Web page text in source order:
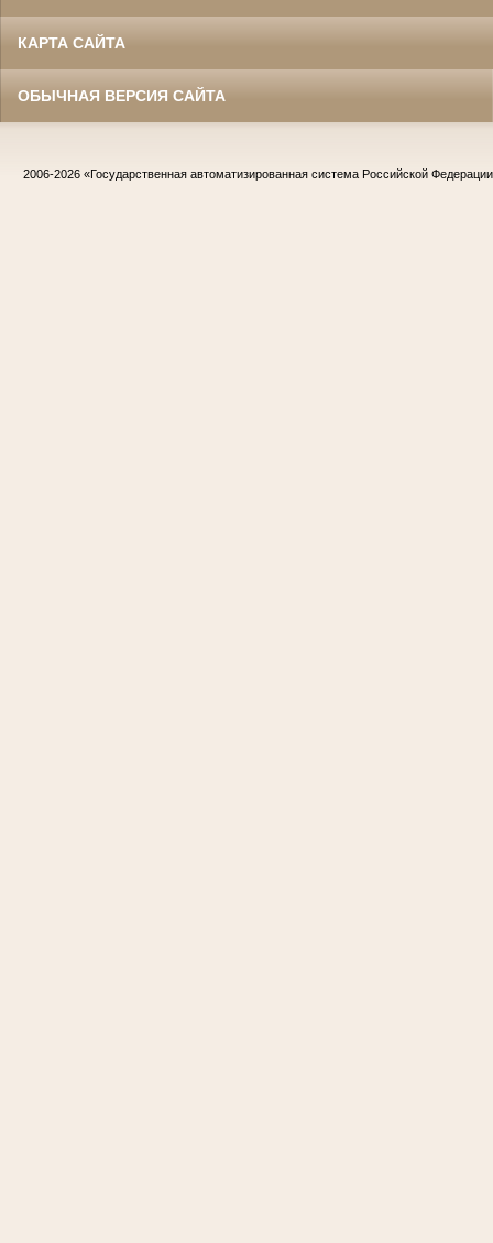
КАРТА САЙТА
ОБЫЧНАЯ ВЕРСИЯ САЙТА
2006-2026 «Государственная автоматизированная система Российской